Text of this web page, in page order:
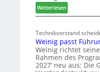
s
h
l
a
n
ä
d
z
u
r
H
a
Weiterlesen:
M
b
e
l
b
Technikvorstand
Weinig passt
Weinig richtet
Rahmen des
2027‘ neu aus: